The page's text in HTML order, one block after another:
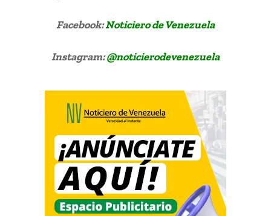
Facebook:Noticiero de Venezuela
Instagram:@noticierodevenezuela